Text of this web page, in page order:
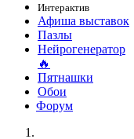
Интерактив
Афиша выставок
Пазлы
Нейрогенератор
🔥
Пятнашки
Обои
Форум